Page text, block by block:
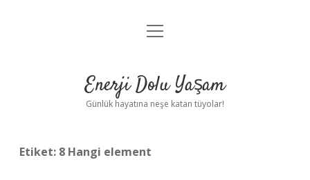
Anasayfa
Yasal Uyarı
menüyü
Enerji Dolu Yaşam
Günlük hayatına neşe katan tüyolar!
Etiket: 8 Hangi element